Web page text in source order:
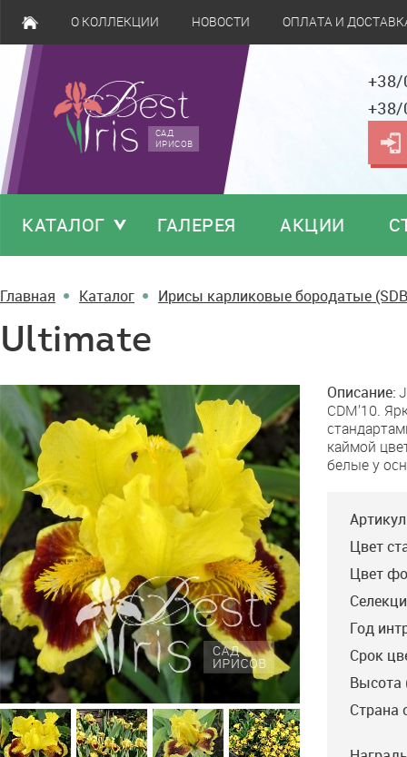
О КОЛЛЕКЦИИ НОВОСТИ ОПЛАТА И
САД
ИРИСОВ
КАТАЛОГ ГАЛЕРЕЯ АКЦИИ
Главная Каталог Ирисы карликовые бородатые
Ultimate
Ultimate Описание:
СDM’10.
каймой
белые у
Цвет
Цвет
Год
Срок
Высота
Страна